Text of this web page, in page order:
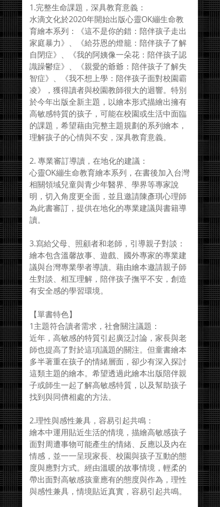
1.完整生命課題，深具教育意義：
水滴文化於2020年開始出版心靈OK繃生命教
育繪本系列：《這不是你的錯：陪伴孩子走出
家庭暴力》、《給芬恩的燈籠：陪伴孩子了解
自閉症》、《我的阿姨像一朵花：陪伴孩子認
識躁鬱症》、《親愛的爺爺：陪伴孩子了解失
智症》、《我不想上學：陪伴孩子面對校園霸
凌》，獲得讀者與校園教師很大的迴響。特別
於今年出版全新主題，以繪本形式描繪出擁有
高敏感特質的孩子，可能在校園或生活中面臨
的課題，希望藉由完整主題規劃的系列繪本，
理解孩子的心情與不安，深具教育意義。
2. 專業審訂導讀，在地化的建議：
心靈OK繃生命教育繪本系列，在書後加入台灣
相關領域兒童與青少年醫界、學界等專家說
明，切入角度更全面，並且邀請陳彥琪心理師
為此書審訂，提供在地化的專業建議與書籍導
讀。
3.寫給父母、照顧者和老師，引導親子對談：
繪本包含溫馨故事、遊戲、國外專家的專業建
議與台灣專業學者導讀。藉由繪本邀請親子師
生對談、相互理解，陪伴孩子撫平不安，創造
有安全感的學習環境。
【單書特色】
1主題符合讀者需求，社會關注議題：
近年，高敏感的特質引起廣泛討論，家長與老
師也提高了對於這項議題的關注。但童書繪本
多半著重在孩子的情緒層面，卻少有深入探討
這類主題的繪本。希望透過此繪本出版陪伴親
子或師生一起了解高敏感特質，以及幫助孩子
找到與同儕相處的方法。
2.理性與感性兼具，容易引起共鳴：
繪本中運用貼近生活的情境，描繪高敏感孩子
面對周遭事物可能產生的情緒、反應以及內在
情感，並一一呈現家長、校園與孩子互動的態
度與應對方式。經由溫暖的故事情境，輕柔的
帶出面對高敏感孩童應有的態度與作為，理性
與感性兼具，情境貼近真實，容易引起共鳴。